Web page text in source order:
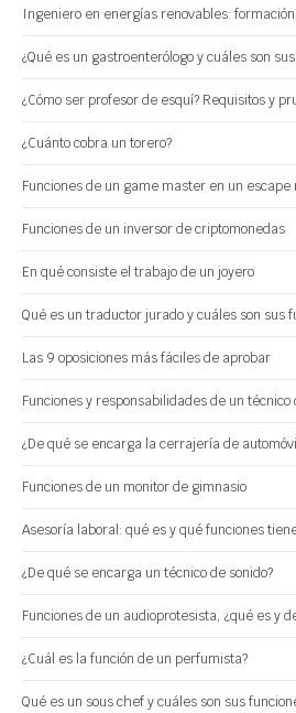
Ingeniero en energías renovables:
¿Qué es un gastroenterólogo y cuáles son
¿Cómo ser profesor de esquí? Requisitos y
¿Cuánto cobra un torero?
Funciones de un game master en un escape
Funciones de un inversor de criptomonedas
En qué consiste el trabajo de un joyero
Qué es un traductor jurado y cuáles son sus
Las 9 oposiciones más fáciles de aprobar
Funciones y responsabilidades de un
¿De qué se encarga la cerrajería de
Funciones de un monitor de gimnasio
Asesoría laboral: qué es y qué funciones
¿De qué se encarga un técnico de sonido?
Funciones de un audioprotesista, ¿qué es y
¿Cuál es la función de un perfumista?
Qué es un sous chef y cuáles son sus